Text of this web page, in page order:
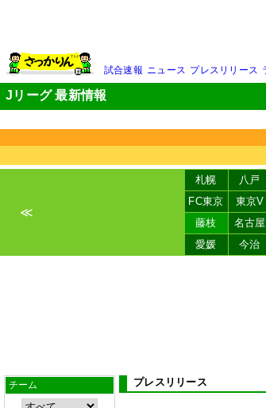
試合速報 ニュース プレスリリース
Jリーグ 最新情報
≪
札幌 八戸
FC東京
東京V
藤枝
名古屋
愛媛
今治
チーム プレスリリース